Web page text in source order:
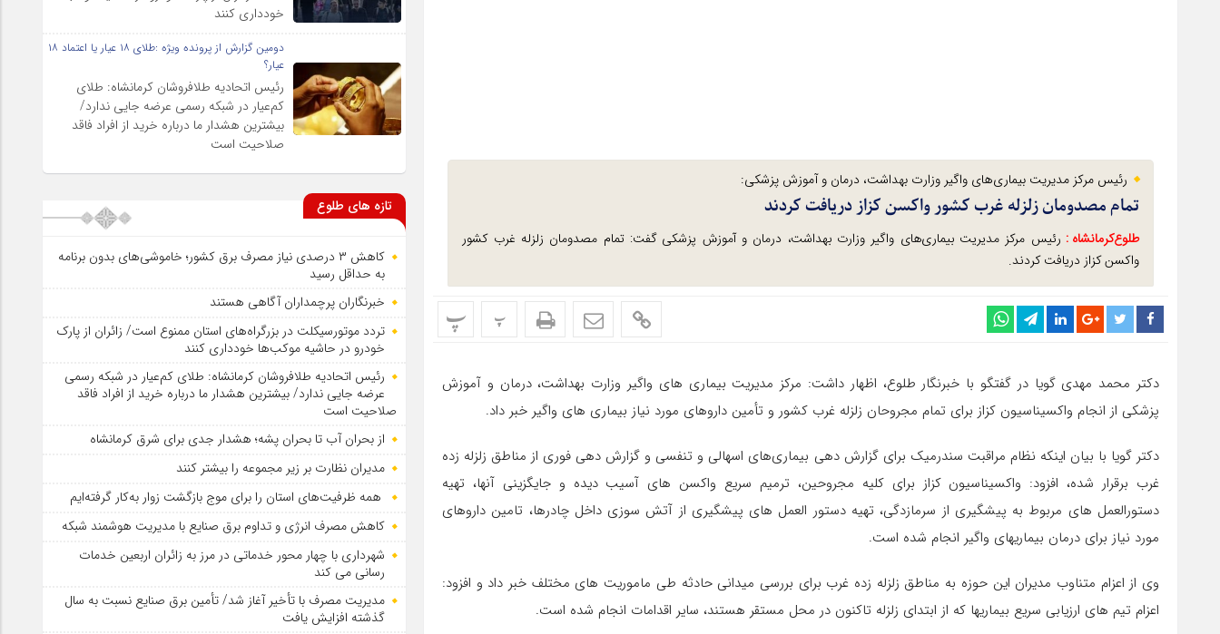
رئیس مرکز مدیریت بیماری‌های واگیر وزارت بهداشت، درمان و آموزش پزشکی:
تمام مصدومان زلزله غرب کشور واکسن کزاز دریافت کردند
طلوع‌‌کرمانشاه : رئیس مرکز مدیریت بیماری‌های واگیر وزارت بهداشت، درمان و آموزش پزشکی گفت: تمام مصدومان زلزله غرب کشور
واکسن کزاز دریافت کردند.
پ پ
دکتر محمد مهدی گویا در گفتگو با خبرنگار طلوع، اظهار داشت: مرکز مدیریت بیماری های واگیر وزارت بهداشت، درمان و آموزش
پزشکی از انجام واکسیناسیون کزاز برای تمام مجروحان زلزله غرب کشور و تأمین داروهای مورد نیاز بیماری های واگیر خبر داد.
دکتر گویا با بیان اینکه نظام مراقبت سندرمیک برای گزارش دهی بیماری‌های اسهالی و تنفسی و گزارش دهی فوری از مناطق زلزله زده
غرب برقرار شده، افزود: واکسیناسیون کزاز برای کلیه مجروحین، ترمیم سریع واکسن های آسیب دیده و جایگزینی آنها، تهیه
دستورالعمل های مربوط به پیشگیری از سرمازدگی، تهیه دستور العمل های پیشگیری از آتش سوزی داخل چادرها، تامین داروهای
مورد نیاز برای درمان بیماریهای واگیر انجام شده است.
وی از اعزام متناوب مدیران این حوزه به مناطق زلزله زده غرب برای بررسی میدانی حادثه طی ماموریت های مختلف خبر داد و افزود:
اعزام تیم های ارزیابی سریع بیماریها که از ابتدای زلزله تاکنون در محل مستقر هستند، سایر اقدامات انجام شده است.
خودداری کنند
دومین گزارش از پرونده ویژه :طلای ۱۸ عیار یا اعتماد ۱۸
عیار؟
رئیس اتحادیه طلافروشان کرمانشاه: طلای
کم‌عیار در شبکه رسمی عرضه جایی ندارد/
بیشترین هشدار ما درباره خرید از افراد فاقد
صلاحیت است
تازه های طلوع
کاهش ۳ درصدی نیاز مصرف برق کشور؛ خاموشی‌های بدون برنامه
به حداقل رسید
خبرنگاران پرچمداران آگاهی هستند
تردد موتورسیکلت در بزرگراه‌های استان ممنوع است/ زائران از پارک
خودرو در حاشیه موکب‌ها خودداری کنند
رئیس اتحادیه طلافروشان کرمانشاه: طلای کم‌عیار در شبکه رسمی
عرضه جایی ندارد/ بیشترین هشدار ما درباره خرید از افراد فاقد
صلاحیت است
از بحران آب تا بحران پشه؛ هشدار جدی برای شرق کرمانشاه
مدیران نظارت بر زیر مجموعه را بیشتر کنند
همه ظرفیت‌های استان را برای موج بازگشت زوار به‌کار گرفته‌ایم
کاهش مصرف انرژی و تداوم برق صنایع با مدیریت هوشمند شبکه
شهرداری با چهار محور خدماتی در مرز به زائران اربعین خدمات
رسانی می کند
مدیریت مصرف با تأخیر آغاز شد/ تأمین برق صنایع نسبت به سال
گذشته افزایش یافت